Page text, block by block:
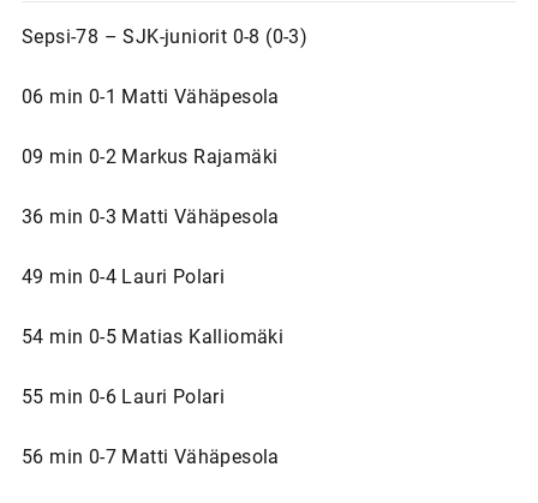
Sepsi-78 – SJK-juniorit 0-8 (0-3)
06 min 0-1 Matti Vähäpesola
09 min 0-2 Markus Rajamäki
36 min 0-3 Matti Vähäpesola
49 min 0-4 Lauri Polari
54 min 0-5 Matias Kalliomäki
55 min 0-6 Lauri Polari
56 min 0-7 Matti Vähäpesola